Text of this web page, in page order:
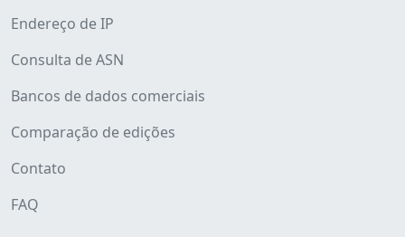
Endereço de IP
Consulta de ASN
Bancos de dados comerciais
Comparação de edições
Contato
FAQ